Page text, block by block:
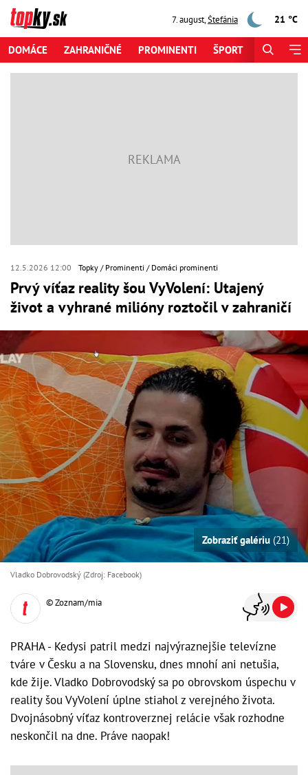
7. august,Štefánia 21 °C
DOMÁCE ZAHRANIČNÉ PROMINENTI ŠPORT
12.5.2026 12:00 Topky Prominenti Domáci prominenti
Prvý víťaz reality šou VyVolení: Utajený
život a vyhrané milióny roztočil v zahraničí
Zobraziť galériu (21)
Vladko Dobrovodský (Zdroj: Facebook)
© Zoznam/mia
PRAHA - Kedysi patril medzi najvýraznejšie televízne
tváre v Česku a na Slovensku, dnes mnohí ani netušia,
kde žije. Vladko Dobrovodský sa po obrovskom úspechu v
reality šou VyVolení úplne stiahol z verejného života.
Dvojnásobný víťaz kontroverznej relácie však rozhodne
neskončil na dne. Práve naopak!